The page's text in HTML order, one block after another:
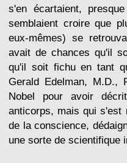
s'en écartaient,
semblaient croire que
eux-mêmes) se
avait de chances qu'il
qu'il soit fichu en tant
Gerald Edelman, M.D.,
Nobel pour avoir
anticorps, mais qui s'est
de la conscience,
une sorte de scientifique